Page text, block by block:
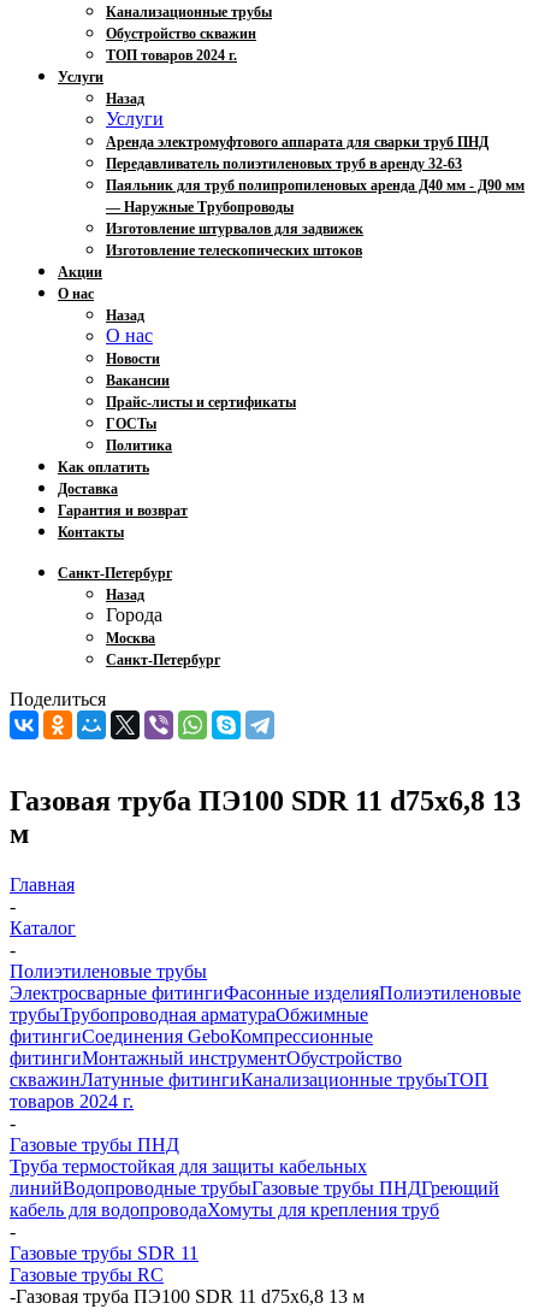
Канализационные трубы
Обустройство скважин
ТОП товаров 2024 г.
Услуги
Назад
Услуги
Аренда электромуфтового аппарата для сварки труб ПНД
Передавливатель полиэтиленовых труб в аренду 32-63
Паяльник для труб полипропиленовых аренда Д40 мм - Д90 мм
— Наружные Трубопроводы
Изготовление штурвалов для задвижек
Изготовление телескопических штоков
Акции
О нас
Назад
О нас
Новости
Вакансии
Прайс-листы и сертификаты
ГОСТы
Политика
Как оплатить
Доставка
Гарантия и возврат
Контакты
Санкт-Петербург
Назад
Города
Москва
Санкт-Петербург
Поделиться
Газовая труба ПЭ100 SDR 11 d75х6,8 13
м
Главная
-
Каталог
-
Полиэтиленовые трубы
Электросварные фитингиФасонные изделияПолиэтиленовые
трубыТрубопроводная арматураОбжимные
фитингиСоединения GeboКомпрессионные
фитингиМонтажный инструментОбустройство
скважинЛатунные фитингиКанализационные трубыТОП
товаров 2024 г.
-
Газовые трубы ПНД
Труба термостойкая для защиты кабельных
линийВодопроводные трубыГазовые трубы ПНДГреющий
кабель для водопроводаХомуты для крепления труб
-
Газовые трубы SDR 11
Газовые трубы RC
-Газовая труба ПЭ100 SDR 11 d75х6,8 13 м